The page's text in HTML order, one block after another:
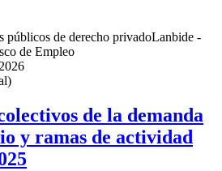
públicos de derecho privadoLanbide -
de Empleo
de la demanda
y ramas de actividad